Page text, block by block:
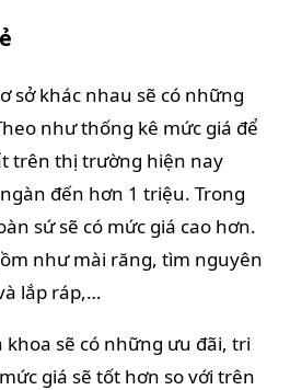
sở khác nhau sẽ có những
như thống kê mức giá để
trên thị trường hiện nay
đến hơn 1 triệu. Trong
sứ sẽ có mức giá cao hơn.
như mài răng, tìm nguyên
lắp ráp,…
sẽ có những ưu đãi, tri
giá sẽ tốt hơn so với trên